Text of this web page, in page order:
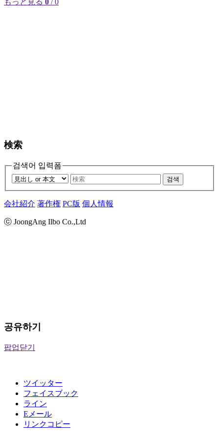
もっと見る 0 / 0
検索
검색어 입력폼
검색
会社紹介 著作権 PC版 個人情報
ⓒ JoongAng Ilbo Co.,Ltd
공유하기
팝업닫기
ツイッター
フェイスブック
ライン
Eメール
リンクコピー